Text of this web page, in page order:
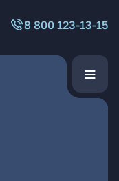
8 800 123-13-15